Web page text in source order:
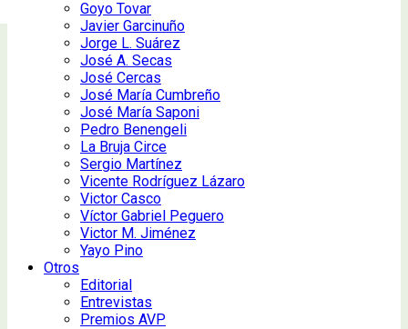
Goyo Tovar
Javier Garcinuño
Jorge L. Suárez
José A. Secas
José Cercas
José María Cumbreño
José María Saponi
Pedro Benengeli
La Bruja Circe
Sergio Martínez
Vicente Rodríguez Lázaro
Victor Casco
Víctor Gabriel Peguero
Victor M. Jiménez
Yayo Pino
Otros
Editorial
Entrevistas
Premios AVP